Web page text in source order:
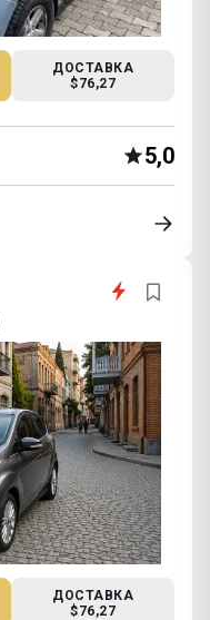
ДОСТАВКА
$76,27
5,0
ДОСТАВКА
$76,27